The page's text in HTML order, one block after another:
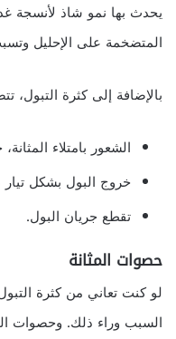
يحدث بها نمو شاذ لأنسجة
المتضخمة على الإحليل
بالإضافة إلى كثرة
الشعور بامتلاء
خروج البول بشكل
تقطع جريان البول.
حصوات المثانة
لو كنت تعاني من كثرة
السبب وراء ذلك. وحصوات